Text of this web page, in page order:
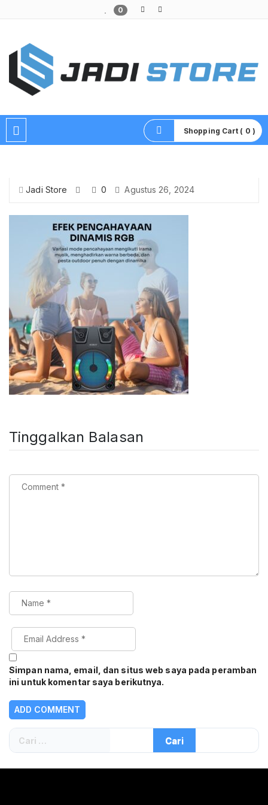
0
Shopping Cart ( 0 )
Jadi Store 0 Agustus 26, 2024
Tinggalkan Balasan
Simpan nama, email, dan situs web saya pada peramban
ini untuk komentar saya berikutnya.
Cari
untuk: